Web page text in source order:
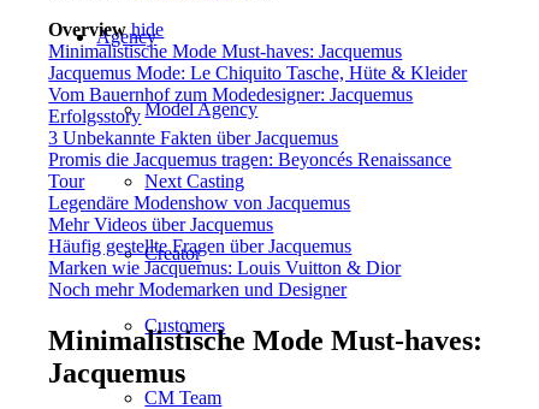
Agency
Model Agency
Next Casting
Creator
Customers
CM Team
Overview hide
Minimalistische Mode Must-haves: Jacquemus
Jacquemus Mode: Le Chiquito Tasche, Hüte & Kleider
Vom Bauernhof zum Modedesigner: Jacquemus
Erfolgsstory
3 Unbekannte Fakten über Jacquemus
Promis die Jacquemus tragen: Beyoncés Renaissance
Tour
Legendäre Modenshow von Jacquemus
Mehr Videos über Jacquemus
Häufig gestellte Fragen über Jacquemus
Marken wie Jacquemus: Louis Vuitton & Dior
Noch mehr Modemarken und Designer
Minimalistische Mode Must-haves:
Jacquemus